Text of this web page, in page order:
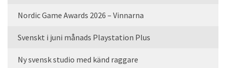
Nordic Game Awards 2026 – Vinnarna
Svenskt i juni månads Playstation Plus
Ny svensk studio med känd raggare